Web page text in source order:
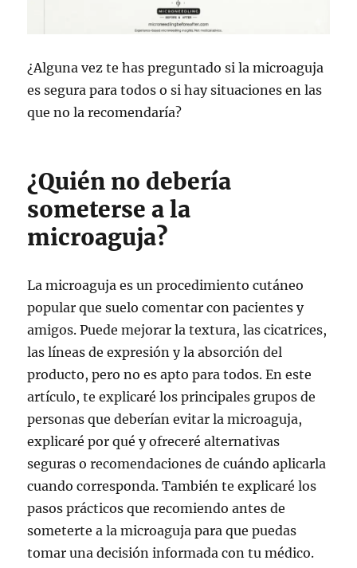
¿Alguna vez te has preguntado si la microaguja
es segura para todos o si hay situaciones en las
que no la recomendaría?
¿Quién no debería
someterse a la
microaguja?
La microaguja es un procedimiento cutáneo
popular que suelo comentar con pacientes y
amigos. Puede mejorar la textura, las cicatrices,
las líneas de expresión y la absorción del
producto, pero no es apto para todos. En este
artículo, te explicaré los principales grupos de
personas que deberían evitar la microaguja,
explicaré por qué y ofreceré alternativas
seguras o recomendaciones de cuándo aplicarla
cuando corresponda. También te explicaré los
pasos prácticos que recomiendo antes de
someterte a la microaguja para que puedas
tomar una decisión informada con tu médico.